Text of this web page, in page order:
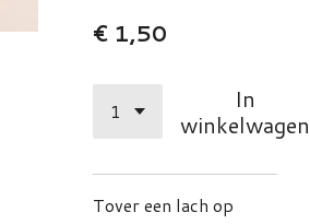
€ 1,50
In
winkelwagen
Tover een lach op